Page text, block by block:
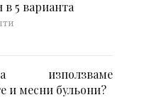
5 варианта
и месни бульони?